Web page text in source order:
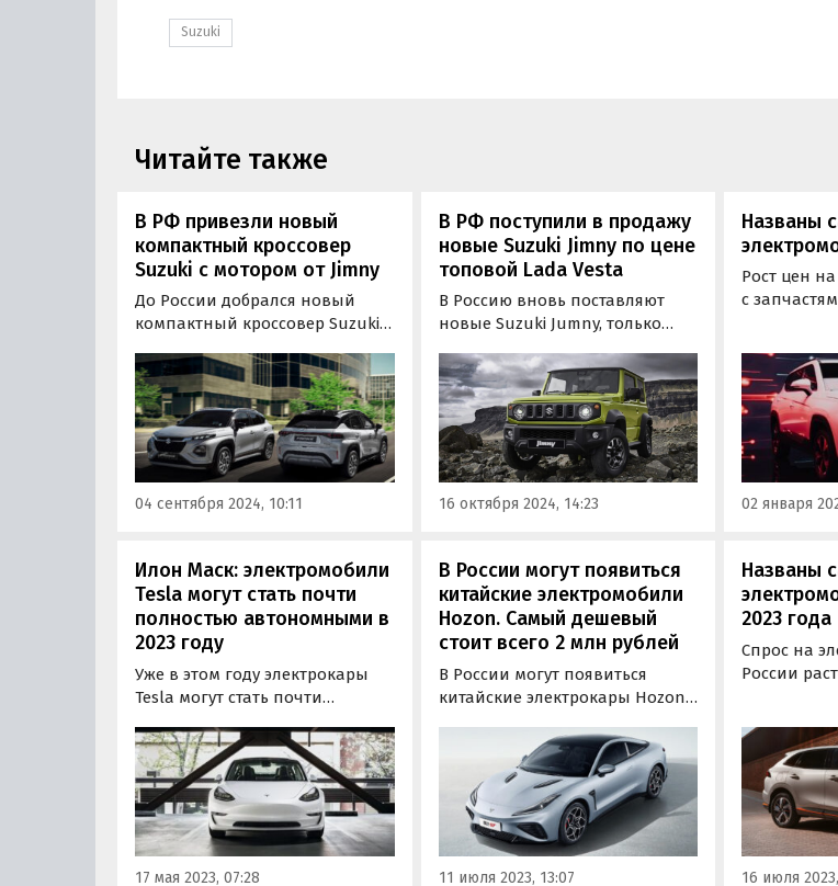
Suzuki
Читайте также
В РФ привезли новый
компактный кроссовер
Suzuki с мотором от Jimny
До России добрался новый
компактный кроссовер Suzuki
кросс-версию знакомого
россиянам хэтчбека Baleno. На
классифайдах сейчас продают
две таких машины: одна из них
стоит 2 889 000 рублей, а
другая — 3 259 990 рублей…
04 сентября 2024, 10:11
В РФ поступили в продажу
новые Suzuki Jimny по цене
топовой Lada Vesta
В Россию вновь поставляют
новые Suzuki Jumny, только
одном из классифайдов
стартуют от 2 110 000 рублей, что
примерно соответствует
расценкам на топовые
универсалы LADA Vesta SW
Cross и спортивные Vesta
Sportline, пишут…
16 октября 2024, 14:23
Названы
Рост цен
с
продажи
02 января
Илон Маск: электромобили
Tesla могут стать почти
полностью автономными в
2023 году
Уже в этом году электрокары
Tesla могут стать почти
этом в беседе с журналистами
телеканала CNBC рассказал
глава Tesla Илон Маск.
17 мая 2023, 07:28
В России могут появиться
китайские электромобили
Hozon. Самый дешевый
стоит всего 2 млн рублей
В России могут появиться
китайские электрокары Hozon,
Zhejiang Hezhong New Energy.
Автосалон из Челябинска готов
привезти под заказ сразу
четыре модели этого бренда, а
самая дешевая из них стоит 2,22
млн рублей, пишут…
11 июля 2023, 13:07
Названы
2023 года
Спрос на
России
этот
доступнее.
16 июля